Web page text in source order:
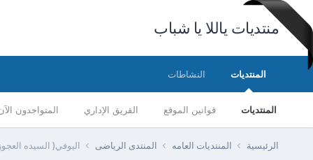
منتديات ياللا يا شباب
المنتديات
المنتديات قوانين الموقع الفريق الإداري المتواجدون
النشاطات
الرئيسية المنتديات العامه المنتدى الرياضى اليوفي( السيده